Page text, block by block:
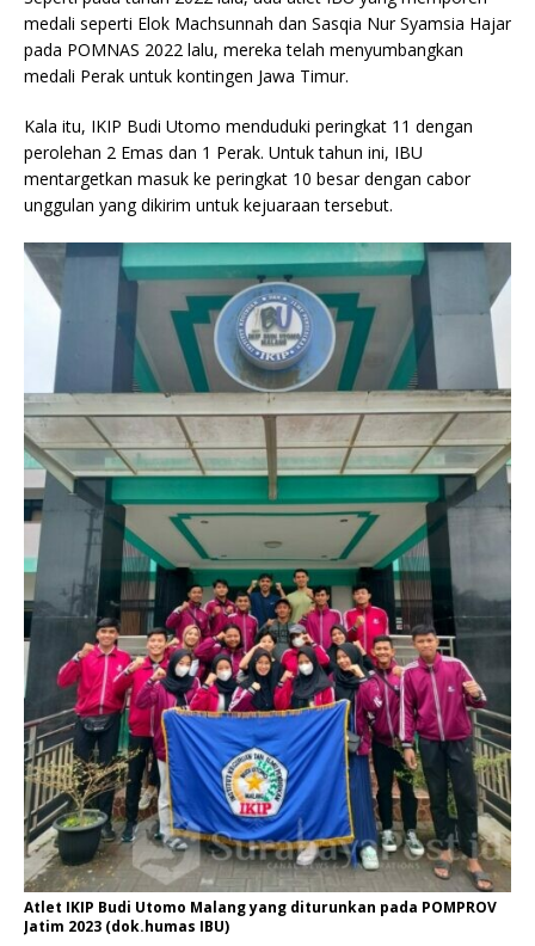
medali seperti Elok Machsunnah dan Sasqia Nur Syamsia Hajar
pada POMNAS 2022 lalu, mereka telah menyumbangkan
medali Perak untuk kontingen Jawa Timur.
Kala itu, IKIP Budi Utomo menduduki peringkat 11 dengan
perolehan 2 Emas dan 1 Perak. Untuk tahun ini, IBU
mentargetkan masuk ke peringkat 10 besar dengan cabor
unggulan yang dikirim untuk kejuaraan tersebut.
Atlet IKIP Budi Utomo Malang yang diturunkan pada POMPROV
Jatim 2023 (dok.humas IBU)